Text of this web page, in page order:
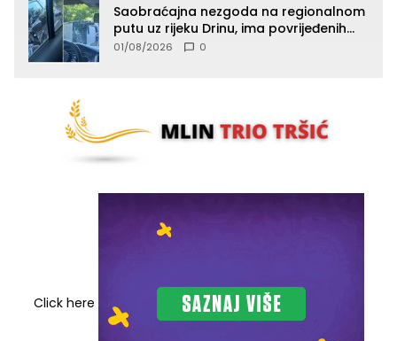
Saobraćajna nezgoda na regionalnom
putu uz rijeku Drinu, ima povrijeđenih
lica (FOTO)
01/08/2026 0
Click here